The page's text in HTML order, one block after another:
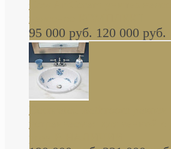
навесное КОМПЛЕКТ
95 000 руб. 120 000 руб.
Decorated Bathroom
встраиваемая для ванной с
роза В НАЛИЧИИ